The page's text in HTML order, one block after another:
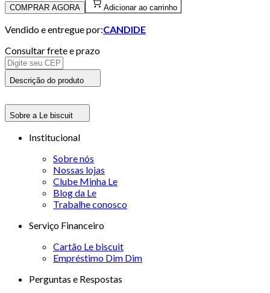
COMPRAR AGORA Adicionar ao carrinho
Vendido e entregue por:CANDIDE
Consultar frete e prazo
Descrição do produto
Sobre a Le biscuit
Institucional
Sobre nós
Nossas lojas
Clube Minha Le
Blog da Le
Trabalhe conosco
Serviço Financeiro
Cartão Le biscuit
Empréstimo Dim Dim
Perguntas e Respostas